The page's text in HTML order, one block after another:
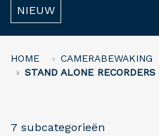
NIEUW
HOME
CAMERABEWAKING
STAND ALONE RECORDERS
7 subcategorieën